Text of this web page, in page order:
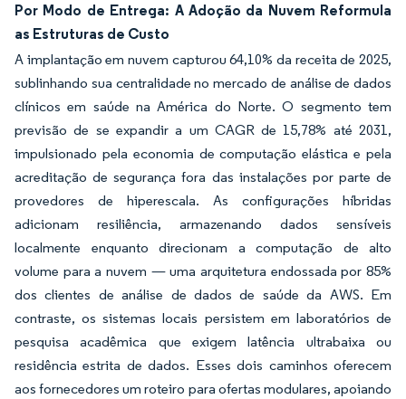
Por Modo de Entrega: A Adoção da Nuvem Reformula
as Estruturas de Custo
A implantação em nuvem capturou 64,10% da receita de 2025,
sublinhando sua centralidade no mercado de análise de dados
clínicos em saúde na América do Norte. O segmento tem
previsão de se expandir a um CAGR de 15,78% até 2031,
impulsionado pela economia de computação elástica e pela
acreditação de segurança fora das instalações por parte de
provedores de hiperescala. As configurações híbridas
adicionam resiliência, armazenando dados sensíveis
localmente enquanto direcionam a computação de alto
volume para a nuvem — uma arquitetura endossada por 85%
dos clientes de análise de dados de saúde da AWS. Em
contraste, os sistemas locais persistem em laboratórios de
pesquisa acadêmica que exigem latência ultrabaixa ou
residência estrita de dados. Esses dois caminhos oferecem
aos fornecedores um roteiro para ofertas modulares, apoiando